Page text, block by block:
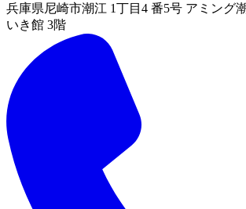
兵庫県尼崎市潮江 1丁目4 番5号 アミング
いき館 3階